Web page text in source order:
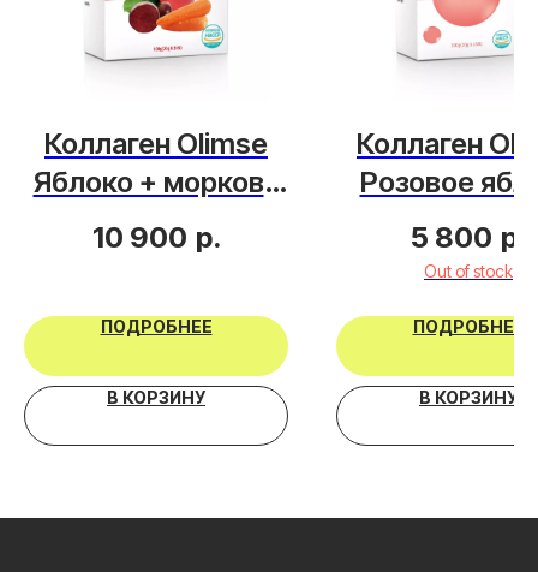
Коллаген Olimse
Яблоко + морковь
+ свекла
10 900 р.
ПОДРОБНЕЕ
В КОРЗИНУ
Коллаген
Розовое
5 800 р.
Out of stock
ПОДРОБНЕЕ
В КОРЗИНУ